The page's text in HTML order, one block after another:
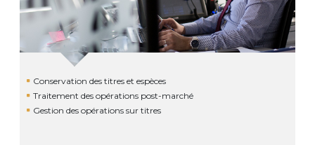
Conservation des titres et espèces
Traitement des opérations post-marché
Gestion des opérations sur titres